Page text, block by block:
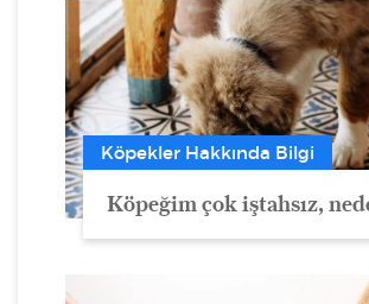
Köpekler Hakkında Bilgi
Köpeğim çok iştahsız,